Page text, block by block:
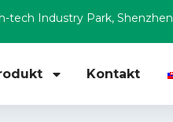
tech Industry Park, Shenzhen
Kontakt